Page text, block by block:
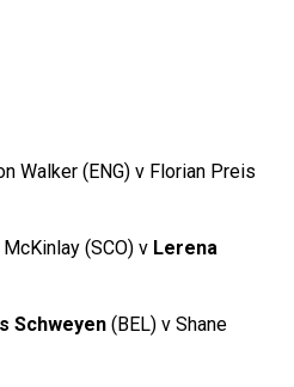
Walker (ENG) v Florian Preis
(SCO) v Lerena
Schweyen (BEL) v Shane